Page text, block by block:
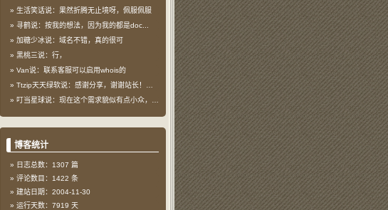
生活笑话说：果然折腾无止境呀，佩服佩服
寻鹤说：按我的想法，因为我的都是doc...
加糖少冰说：域名不错，真的很可
黑桃三说：行，
Van说：联系客服可以启用whois的
Ttzip天天绿软说：感谢分享，谢谢站长！！已收藏
叮当星球说：现在这个需求貌似有点小众，不过...
博客统计
日志总数：1307 篇
评论数目：1422 条
建站日期：2004-11-30
运行天数：7919 天